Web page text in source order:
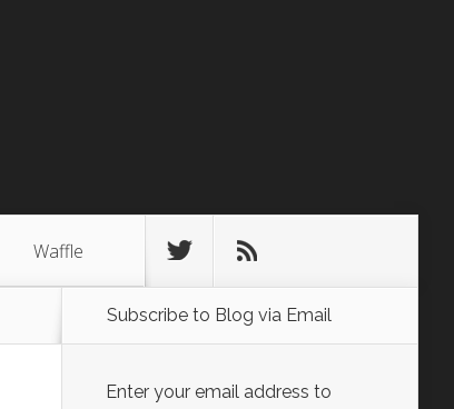
Waffle
Subscribe to Blog via Email
Enter your email address to